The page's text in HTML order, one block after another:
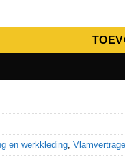
403012 aantal
en werkkleding,